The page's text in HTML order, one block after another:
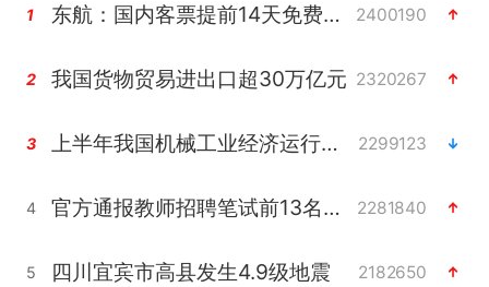
1 东航：国内客票提前14天免费退改 2400190
2 我国货物贸易进出口超30万亿元 2320267
3 上半年我国机械工业经济运行稳中有进 2299123
4 官方通报教师招聘笔试前13名被淘汰 2281840
5 四川宜宾市高县发生4.9级地震 2182650